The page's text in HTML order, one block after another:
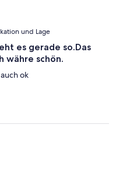
und Lage
es gerade so.Das
währe schön.
ok